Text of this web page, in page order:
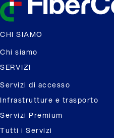
CHI SIAMO
Chi siamo
SERVIZI
Servizi di accesso
Infrastrutture e trasporto
Servizi Premium
Tutti i Servizi